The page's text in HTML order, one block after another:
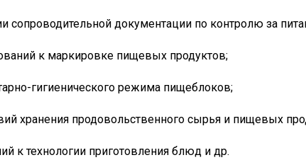
сопроводительной документации по контролю за
к маркировке пищевых продуктов;
гигиенического режима пищеблоков;
хранения продовольственного сырья и пищевых
к технологии приготовления блюд и др.